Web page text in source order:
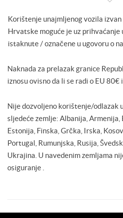
Korištenje unajmljenog vozila
Hrvatske moguće je uz
istaknute / označene u ugovoru o
Naknada za prelazak granice
iznosu ovisno da li se radi o EU
Nije dozvoljeno korištenje/odlazak
sljedeće zemlje: Albanija, Armenija,
Estonija, Finska, Grčka, Irska,
Portugal, Rumunjska, Rusija,
Ukrajina. U navedenim zemljama
osiguranje .